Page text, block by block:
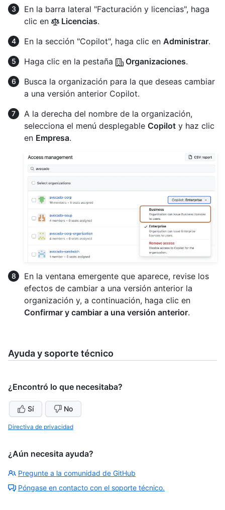
En la barra lateral "Facturación y licencias", haga
clic en
Licencias.
En la sección "Copilot", haga clic en Administrar.
Haga clic en la pestaña
Organizaciones.
Busca la organización para la que deseas cambiar
a una versión anterior Copilot.
A la derecha del nombre de la organización,
selecciona el menú desplegable Copilot y haz clic
en Empresa.
En la ventana emergente que aparece, revise los
efectos de cambiar a una versión anterior la
organización y, a continuación, haga clic en
Confirmar y cambiar a una versión anterior.
Ayuda y soporte técnico
¿Encontró lo que necesitaba?
Sí No
Directiva de privacidad
¿Aún necesita ayuda?
Pregunte a la comunidad de GitHub
Póngase en contacto con el soporte técnico.